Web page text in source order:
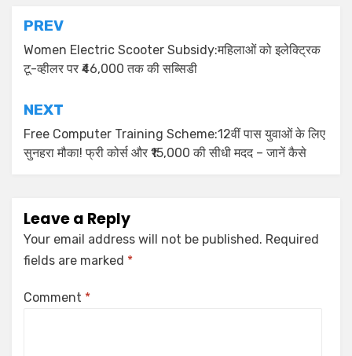
PREV
Women Electric Scooter Subsidy:महिलाओं को इलेक्ट्रिक
टू-व्हीलर पर ₹46,000 तक की सब्सिडी
NEXT
Free Computer Training Scheme:12वीं पास युवाओं के लिए
सुनहरा मौका! फ्री कोर्स और ₹15,000 की सीधी मदद – जानें कैसे
Leave a Reply
Your email address will not be published. Required
fields are marked *
Comment *